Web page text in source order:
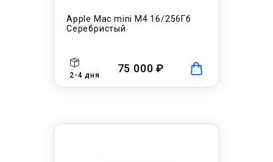
Apple Mac mini M4 16/256Гб
Серебристый
75 000 ₽
2-4 дня